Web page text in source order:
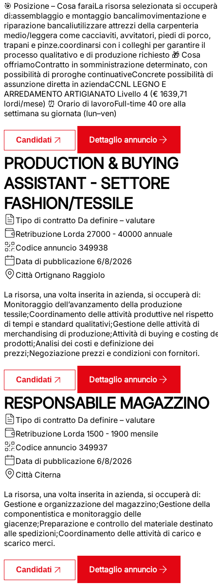
🎯 Posizione – Cosa faraiLa risorsa selezionata si occuperà
di:assemblaggio e montaggio bancalimovimentazione e
riparazione bancaliutilizzare attrezzi della carpenteria
medio/leggera come cacciaviti, avvitatori, piedi di porco,
trapani e pinze.coordinarsi con i colleghi per garantire il
processo qualitativo e di produzione richiesto 🎁 Cosa
offriamoContratto in somministrazione determinato, con
possibilità di proroghe continuativeConcrete possibilità di
assunzione diretta in aziendaCCNL LEGNO E
ARREDAMENTO ARTIGIANATO Livello 4 (€ 1639,71
lordi/mese) ⏰ Orario di lavoroFull-time 40 ore alla
settimana su giornata (lun–ven)
Candidati Dettaglio annuncio
PRODUCTION & BUYING
ASSISTANT - SETTORE
FASHION/TESSILE
Tipo di contratto Da definire – valutare
Retribuzione Lorda 27000 - 40000 annuale
Codice annuncio 349938
Data di pubblicazione 6/8/2026
Città Ortignano Raggiolo
La risorsa, una volta inserita in azienda, si occuperà di:
Monitoraggio dell’avanzamento della produzione
tessile;Coordinamento delle attività produttive nel rispetto
di tempi e standard qualitativi;Gestione delle attività di
merchandising di produzione;Attività di buying e costing
prodotti;Analisi dei costi e definizione dei
prezzi;Negoziazione prezzi e condizioni con fornitori.
Candidati Dettaglio annuncio
RESPONSABILE MAGAZZINO
Tipo di contratto Da definire – valutare
Retribuzione Lorda 1500 - 1900 mensile
Codice annuncio 349937
Data di pubblicazione 6/8/2026
Città Citerna
La risorsa, una volta inserita in azienda, si occuperà di:
Gestione e organizzazione del magazzino;Gestione della
componentistica e monitoraggio delle
giacenze;Preparazione e controllo del materiale destinato
alle spedizioni;Coordinamento delle attività di carico e
scarico merci.
Candidati Dettaglio annuncio